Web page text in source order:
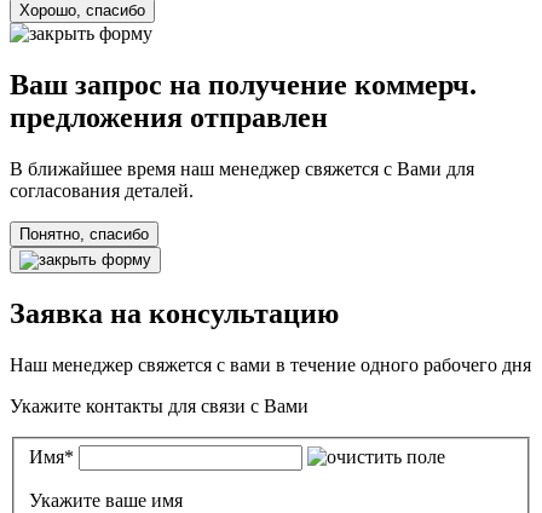
Хорошо, спасибо
Ваш запрос на получение коммерч.
предложения отправлен
В ближайшее время наш менеджер свяжется с Вами для
согласования деталей.
Понятно, спасибо
Заявка на консультацию
Наш менеджер свяжется с вами в течение одного рабочего дня
Укажите контакты для связи с Вами
Имя*
Укажите ваше имя